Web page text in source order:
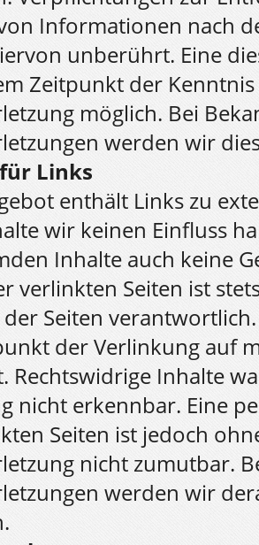
Informationen nach
unberührt. Eine
Zeitpunkt der
möglich. Bei
werden wir
Links
enthält Links zu
wir keinen Einfluss
Inhalte auch keine
verlinkten Seiten ist
Seiten
der Verlinkung auf
Rechtswidrige Inhalte
nicht erkennbar. Eine
Seiten ist jedoch
nicht zumutbar.
werden wir